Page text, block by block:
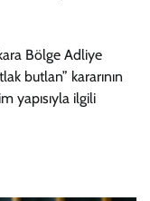
Bölge Adliye
butlan” kararının
yapısıyla ilgili